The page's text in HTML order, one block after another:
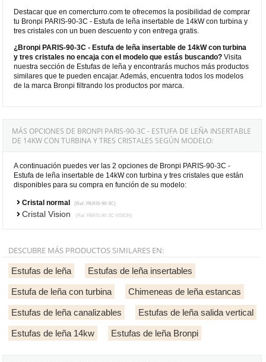
Destacar que en comercturro.com te ofrecemos la posibilidad de comprar
tu Bronpi PARIS-90-3C - Estufa de leña insertable de 14kW con turbina y
tres cristales con un buen descuento y con entrega gratis.
¿Bronpi PARIS-90-3C - Estufa de leña insertable de 14kW con turbina
y tres cristales no encaja con el modelo que estás buscando? Visita
nuestra sección de Estufas de leña y encontrarás muchos más productos
similares que te pueden encajar. Además, encuentra todos los modelos
de la marca Bronpi filtrando los productos por marca.
MÁS OPCIONES DE BRONPI PARIS-90-3C - ESTUFA DE LEÑA INSERTABLE
DE 14KW CON TURBINA Y TRES CRISTALES SEGÚN MODELO:
A continuación puedes ver las 2 opciones de Bronpi PARIS-90-3C -
Estufa de leña insertable de 14kW con turbina y tres cristales que están
disponibles para su compra en función de su modelo:
Cristal normal (Ref. PARIS-90-3C)
Cristal Vision (Ref. PARIS-90-3C VISION)
DESCUBRE MÁS PRODUCTOS SIMILARES EN:
Estufas de leña Estufas de leña insertables
Estufa de leña con turbina Chimeneas de leña estancas
Estufas de leña canalizables Estufas de leña salida vertical
Estufas de leña 14kw Estufas de leña Bronpi